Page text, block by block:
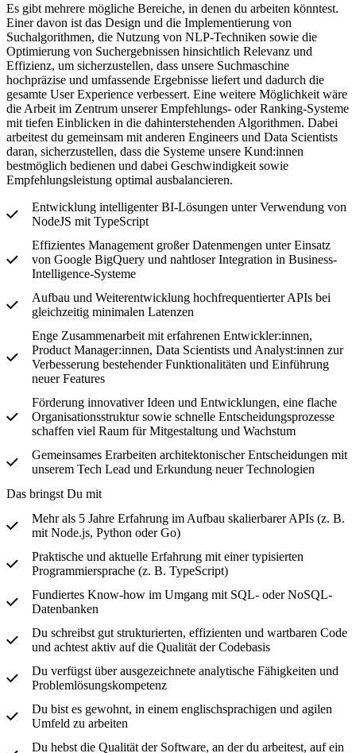
Es gibt mehrere mögliche Bereiche, in denen du arbeiten könntest.
Einer davon ist das Design und die Implementierung von
Suchalgorithmen, die Nutzung von NLP-Techniken sowie die
Optimierung von Suchergebnissen hinsichtlich Relevanz und
Effizienz, um sicherzustellen, dass unsere Suchmaschine
hochpräzise und umfassende Ergebnisse liefert und dadurch die
gesamte User Experience verbessert. Eine weitere Möglichkeit wäre
die Arbeit im Zentrum unserer Empfehlungs- oder Ranking-Systeme
mit tiefen Einblicken in die dahinterstehenden Algorithmen. Dabei
arbeitest du gemeinsam mit anderen Engineers und Data Scientists
daran, sicherzustellen, dass die Systeme unsere Kund:innen
bestmöglich bedienen und dabei Geschwindigkeit sowie
Empfehlungsleistung optimal ausbalancieren.
Entwicklung intelligenter BI-Lösungen unter Verwendung von
NodeJS mit TypeScript
Effizientes Management großer Datenmengen unter Einsatz
von Google BigQuery und nahtloser Integration in Business-
Intelligence-Systeme
Aufbau und Weiterentwicklung hochfrequentierter APIs bei
gleichzeitig minimalen Latenzen
Enge Zusammenarbeit mit erfahrenen Entwickler:innen,
Product Manager:innen, Data Scientists und Analyst:innen zur
Verbesserung bestehender Funktionalitäten und Einführung
neuer Features
Förderung innovativer Ideen und Entwicklungen, eine flache
Organisationsstruktur sowie schnelle Entscheidungsprozesse
schaffen viel Raum für Mitgestaltung und Wachstum
Gemeinsames Erarbeiten architektonischer Entscheidungen mit
unserem Tech Lead und Erkundung neuer Technologien
Das bringst Du mit
Mehr als 5 Jahre Erfahrung im Aufbau skalierbarer APIs (z. B.
mit Node.js, Python oder Go)
Praktische und aktuelle Erfahrung mit einer typisierten
Programmiersprache (z. B. TypeScript)
Fundiertes Know-how im Umgang mit SQL- oder NoSQL-
Datenbanken
Du schreibst gut strukturierten, effizienten und wartbaren Code
und achtest aktiv auf die Qualität der Codebasis
Du verfügst über ausgezeichnete analytische Fähigkeiten und
Problemlösungskompetenz
Du bist es gewohnt, in einem englischsprachigen und agilen
Umfeld zu arbeiten
Du hebst die Qualität der Software, an der du arbeitest, auf ein